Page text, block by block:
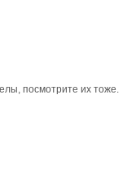
посмотрите их тоже.